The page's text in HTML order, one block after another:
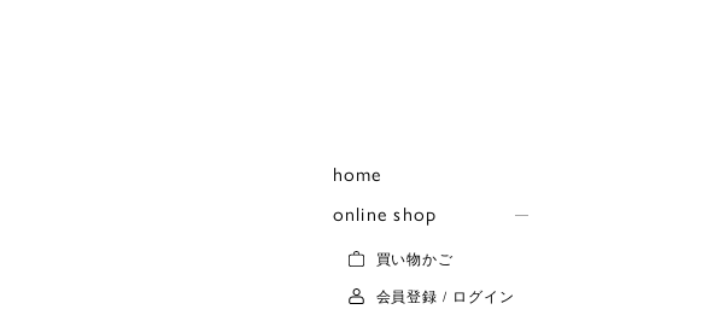
home
online shop
買い物かご
会員登録 / ログイン